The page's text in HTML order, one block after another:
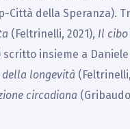
Città della Speranza).
(Feltrinelli, 2021), Il cibo
scritto insieme a
della longevità
circadiana